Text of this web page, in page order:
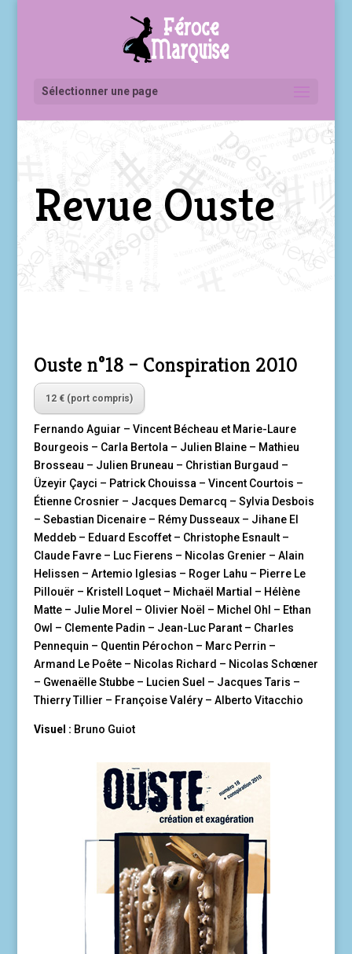
Sélectionner une page
Revue Ouste
Ouste n°18 – Conspiration 2010
12 € (port compris)
Fernando Aguiar – Vincent Bécheau et Marie-Laure
Bourgeois – Carla Bertola – Julien Blaine – Mathieu
Brosseau – Julien Bruneau – Christian Burgaud –
Üzeyir Çayci – Patrick Chouissa – Vincent Courtois –
Étienne Crosnier – Jacques Demarcq – Sylvia Desbois
– Sebastian Dicenaire – Rémy Dusseaux – Jihane El
Meddeb – Eduard Escoffet – Christophe Esnault –
Claude Favre – Luc Fierens – Nicolas Grenier – Alain
Helissen – Artemio Iglesias – Roger Lahu – Pierre Le
Pillouër – Kristell Loquet – Michaël Martial – Hélène
Matte – Julie Morel – Olivier Noël – Michel Ohl – Ethan
Owl – Clemente Padin – Jean-Luc Parant – Charles
Pennequin – Quentin Pérochon – Marc Perrin –
Armand Le Poête – Nicolas Richard – Nicolas Schœner
– Gwenaëlle Stubbe – Lucien Suel – Jacques Taris –
Thierry Tillier – Françoise Valéry – Alberto Vitacchio
Visuel : Bruno Guiot